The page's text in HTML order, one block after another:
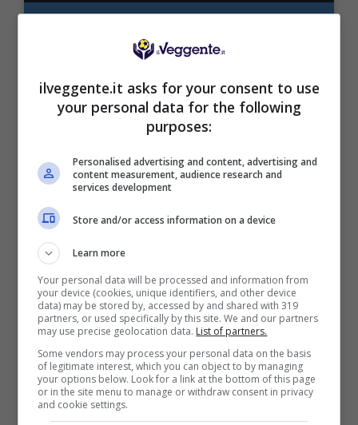
Mostra Informazioni
Il pronostico
Una gara che sicuramente regalerà almeno un
gol per squadra. E su questo pensiamo nessuno
secondo noi il Bournemouth potrebbe uscire
indenne. Magari con un pareggio. La doppia
interna ci stuzzica parecchio.
ISCRIVITI al canale
GRATIS le notifiche con altri pronostici last
minute esclusivi anche su MARCATORI, TIRI E
AMMONITI:CLICCA QUI
Le probabili formazioni di
Bournemouth-Manchester
City
ilveggente.it asks for your consent to use
your personal data for the following
purposes:
Personalised advertising and content, advertising and
content measurement, audience research and
services development
Store and/or access information on a device
Learn more
Your personal data will be processed and information from
your device (cookies, unique identifiers, and other device
data) may be stored by, accessed by and shared with 319
partners, or used specifically by this site. We and our partners
may use precise geolocation data. List of partners.
Some vendors may process your personal data on the basis
of legitimate interest, which you can object to by managing
your options below. Look for a link at the bottom of this page
or in the site menu to manage or withdraw consent in privacy
and cookie settings.